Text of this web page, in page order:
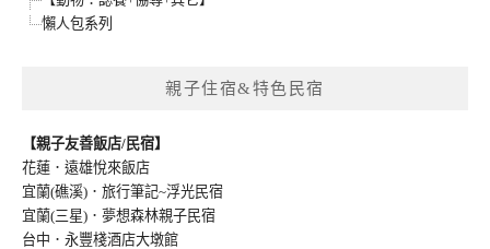
懶人包系列
親子住宿&特色民宿
【親子友善飯店/民宿】
花蓮．遠雄悅來飯店
宜蘭(礁溪)．旅行筆記~浮光民宿
宜蘭(三星)．夢想森林親子民宿
台中．永豐棧酒店大墩館